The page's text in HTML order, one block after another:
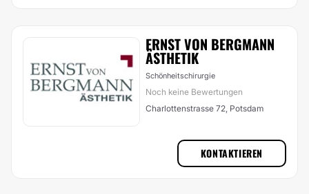
ERNST VON BERGMANN
ÄSTHETIK
Schönheitschirurgie
Noch keine Bewertungen
Charlottenstrasse 72, Potsdam
KONTAKTIEREN